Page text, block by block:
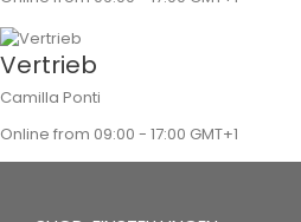
Vertrieb
Camilla Ponti
Online from 09:00 - 17:00 GMT+1